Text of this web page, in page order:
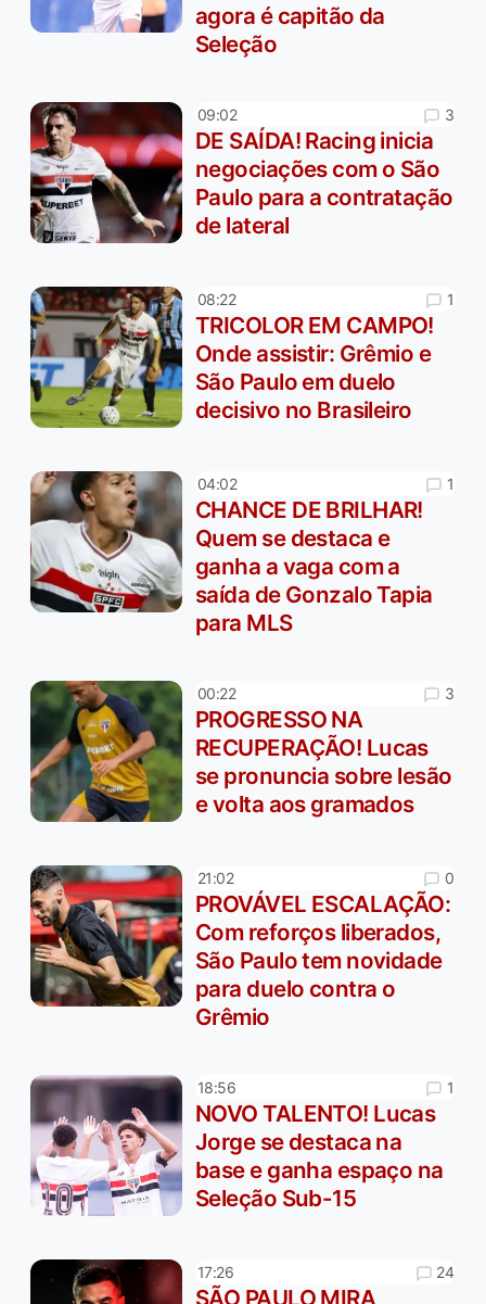
agora é capitão da
Seleção
09:02 3
DE SAÍDA! Racing inicia
negociações com o São
Paulo para a contratação
de lateral
08:22 1
TRICOLOR EM CAMPO!
Onde assistir: Grêmio e
São Paulo em duelo
decisivo no Brasileiro
04:02 1
CHANCE DE BRILHAR!
Quem se destaca e
ganha a vaga com a
saída de Gonzalo Tapia
para MLS
00:22 3
PROGRESSO NA
RECUPERAÇÃO! Lucas
se pronuncia sobre lesão
e volta aos gramados
21:02 0
PROVÁVEL ESCALAÇÃO:
Com reforços liberados,
São Paulo tem novidade
para duelo contra o
Grêmio
18:56 1
NOVO TALENTO! Lucas
Jorge se destaca na
base e ganha espaço na
Seleção Sub-15
17:26 24
SÃO PAULO MIRA